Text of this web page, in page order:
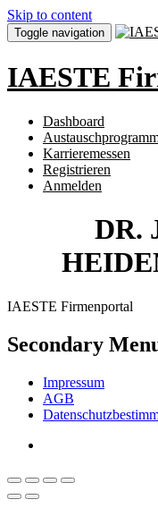
Skip to content
Toggle navigation
IAESTE
Dashboard
Karrieremessen
Registrieren
Anmelden
DR.
IAESTE Firmenportal
Secondary
Impressum
AGB